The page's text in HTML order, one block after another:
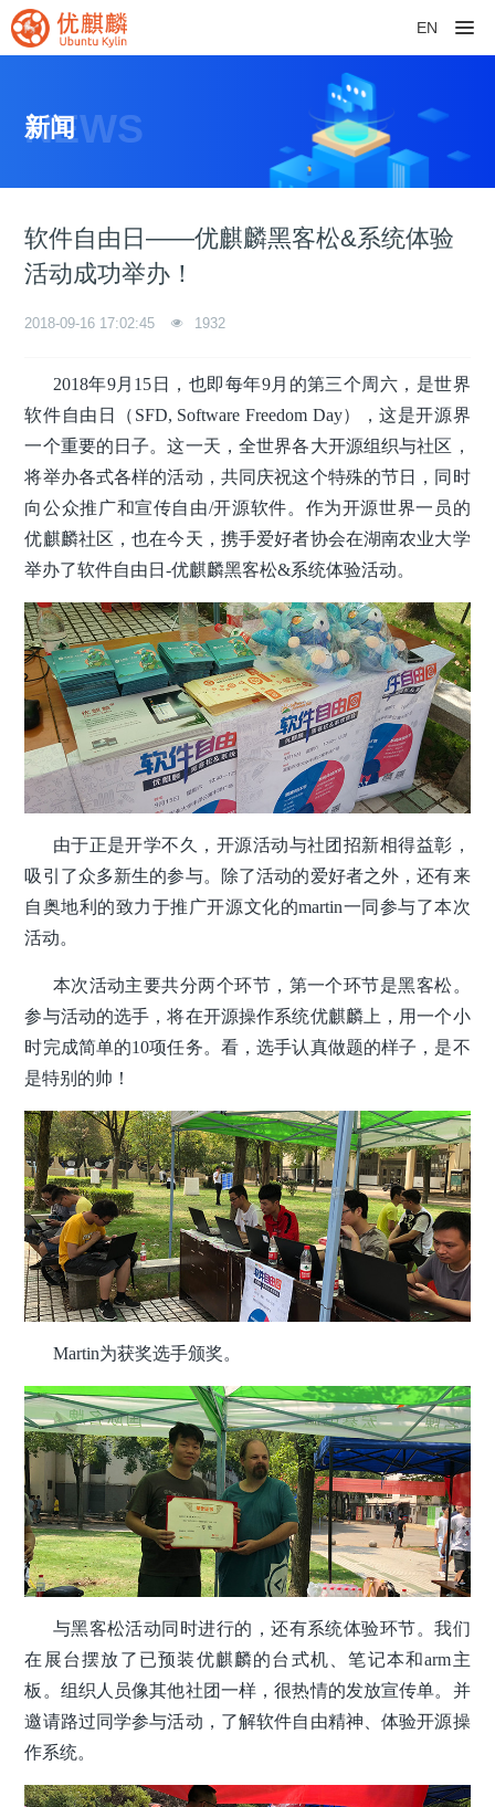
EN
NEWS
新闻
软件自由日——优麒麟黑客松&系统体验
活动成功举办！
2018-09-16 17:02:45 1932
2018年9月15日，也即每年9月的第三个周六，是世界
软件自由日（SFD, Software Freedom Day），这是开源界
一个重要的日子。这一天，全世界各大开源组织与社区，
将举办各式各样的活动，共同庆祝这个特殊的节日，同时
向公众推广和宣传自由/开源软件。作为开源世界一员的
优麒麟社区，也在今天，携手爱好者协会在湖南农业大学
举办了软件自由日-优麒麟黑客松&系统体验活动。
由于正是开学不久，开源活动与社团招新相得益彰，
吸引了众多新生的参与。除了活动的爱好者之外，还有来
自奥地利的致力于推广开源文化的martin一同参与了本次
活动。
本次活动主要共分两个环节，第一个环节是黑客松。
参与活动的选手，将在开源操作系统优麒麟上，用一个小
时完成简单的10项任务。看，选手认真做题的样子，是不
是特别的帅！
Martin为获奖选手颁奖。
与黑客松活动同时进行的，还有系统体验环节。我们
在展台摆放了已预装优麒麟的台式机、笔记本和arm主
板。组织人员像其他社团一样，很热情的发放宣传单。并
邀请路过同学参与活动，了解软件自由精神、体验开源操
作系统。